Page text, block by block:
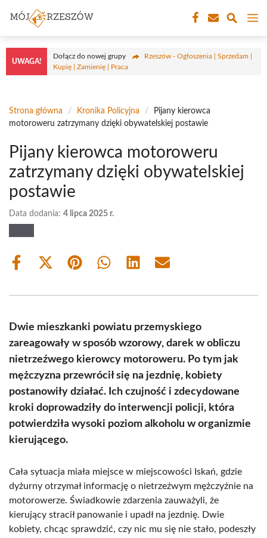
treści
UWAGA!
Dołącz do nowej grupy
Rzeszów - Ogłoszenia | Sprzedam |
Kupię | Zamienię | Praca
Strona główna / Kronika Policyjna /
Pijany kierowca
motoroweru zatrzymany dzięki obywatelskiej postawie
Pijany kierowca motoroweru
zatrzymany dzięki obywatelskiej
postawie
Data dodania: 4 lipca 2025 r.
Share
Share
(Twitter)
Share Share Share Share
Dwie mieszkanki powiatu przemyskiego
zareagowały w sposób wzorowy, darek w obliczu
nietrzeźwego kierowcy motoroweru. Po tym jak
mężczyzna przewrócił się na jezdnię, kobiety
postanowiły działać. Ich czujność i zdecydowane
kroki doprowadziły do interwencji policji, która
potwierdziła wysoki poziom alkoholu w organizmie
kierującego.
Cała sytuacja miała miejsce w miejscowości Iskań, gdzie
dyżurny otrzymał informację o nietrzeźwym mężczyźnie na
motorowerze. Świadkowie zdarzenia zauważyli, że
kierujący stracił panowanie i upadł na jezdnię. Dwie
kobiety, chcąc sprawdzić, czy nic mu się nie stało, podeszły